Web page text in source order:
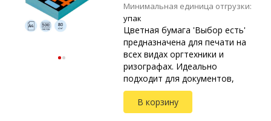
Минимальная единица отгрузки:
упак
Цветная бумага 'Выбор есть'
предназначена для печати на
всех видах оргтехники и
ризографах. Идеально
подходит для документов,
презентаций, рекламных
материалов, открыток.
Упакована в прозрачные
В корзину